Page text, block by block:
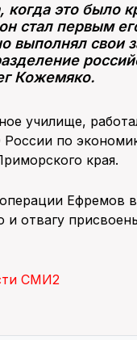
это было
стал первым
выполнял свои
Кожемяко.
училище,
по
края.
Ефремов
и отвагу
СМИ2